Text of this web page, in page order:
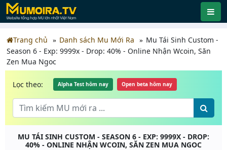
Trang chủ Danh sách Mu Mới Ra
Mu Tái Sinh Custom -
Season 6 - Exp: 9999x - Drop: 40% - Online Nhận Wcoin, Săn
Zen Mua Ngoc
Lọc theo: Alpha Test hôm nay Open beta hôm nay
MU TÁI SINH CUSTOM - SEASON 6 - EXP: 9999X - DROP:
40% - ONLINE NHẬN WCOIN, SĂN ZEN MUA NGOC